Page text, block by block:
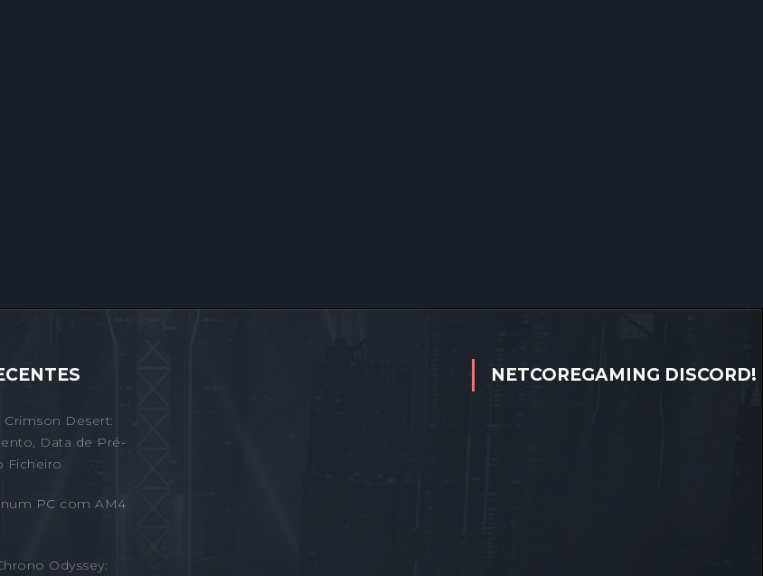
Desert:
Data de Pré-
Ficheiro
PC com AM4
Odyssey:
NETCOREGAMING DISCORD!